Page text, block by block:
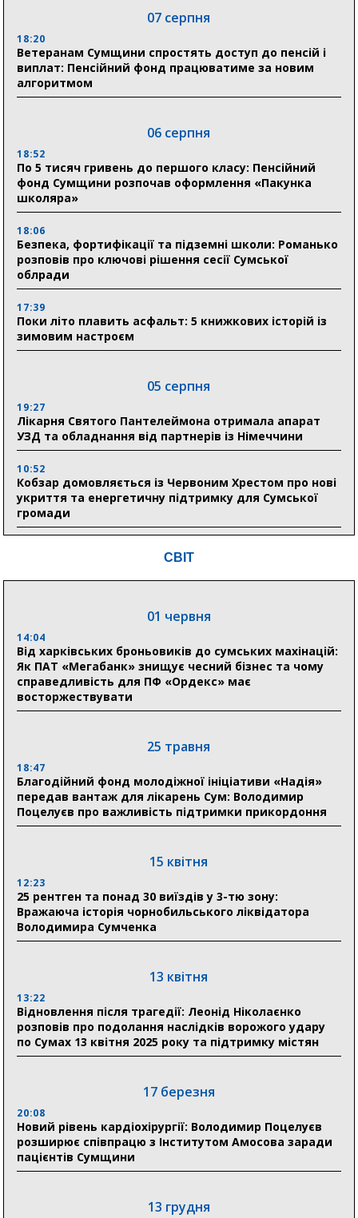
07 серпня
18:20
Ветеранам Сумщини спростять доступ до пенсій і
виплат: Пенсійний фонд працюватиме за новим
алгоритмом
06 серпня
18:52
По 5 тисяч гривень до першого класу: Пенсійний
фонд Сумщини розпочав оформлення «Пакунка
школяра»
18:06
Безпека, фортифікації та підземні школи: Романько
розповів про ключові рішення сесії Сумської
облради
17:39
Поки літо плавить асфальт: 5 книжкових історій із
зимовим настроєм
05 серпня
19:27
Лікарня Святого Пантелеймона отримала апарат
УЗД та обладнання від партнерів із Німеччини
10:52
Кобзар домовляється із Червоним Хрестом про нові
укриття та енергетичну підтримку для Сумської
громади
Понад 8 мільйонів книжок згоріли. Як допомогти
04 серпня
20:41
Пенсійний фонд Сумщини спрямував 0,2 млрд грн
на пенсії, страхові виплати та підтримку
прифронтових громад
03 серпня
Романько розширює програму відпочинку дітей із
прифронтової Сумщини: перша група оздоровилася
в Австрії
відновлення житла майже на 6,6 млн грн
31 липня
17:52
«Укрексімбанк» припиняє виплату пенсій: у
Пенсійному фонді Сумщини пояснили, що робити
людям
Артем Кобзар вручив родинам 20 полеглих Героїв
відзнаки «Почесного громадянина міста Суми»
30 липня
19:38
здобула головну відзнаку в медичній сфері України
СВІТ
01 червня
14:04
Від харківських броньовиків до сумських махінацій:
Як ПАТ «Мегабанк» знищує чесний бізнес та чому
справедливість для ПФ «Ордекс» має
восторжествувати
25 травня
18:47
Благодійний фонд молодіжної ініціативи «Надія»
передав вантаж для лікарень Сум: Володимир
Поцелуєв про важливість підтримки прикордоння
15 квітня
12:23
25 рентген та понад 30 виїздів у 3-тю зону:
Вражаюча історія чорнобильського ліквідатора
Володимира Сумченка
13 квітня
13:22
Відновлення після трагедії: Леонід Ніколаєнко
розповів про подолання наслідків ворожого удару
по Сумах 13 квітня 2025 року та підтримку містян
17 березня
20:08
Новий рівень кардіохірургії: Володимир Поцелуєв
розширює співпрацю з Інститутом Амосова заради
пацієнтів Сумщини
13 грудня